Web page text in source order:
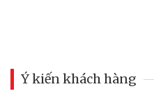
Ý kiến khách hàng